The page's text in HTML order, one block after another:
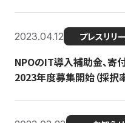
2023.04.12 プレスリリ
NPOのIT導入補助金、寄
2023年度募集開始（採択